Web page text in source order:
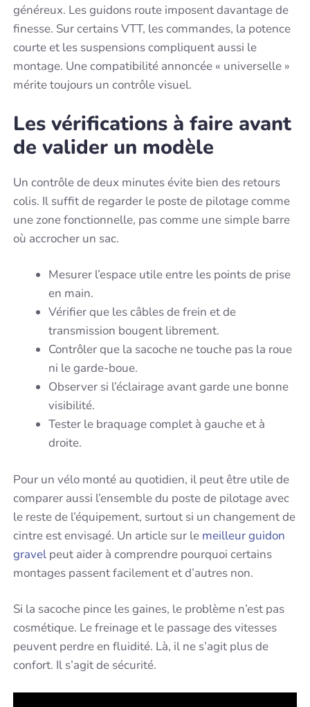
généreux. Les guidons route imposent davantage de
finesse. Sur certains VTT, les commandes, la potence
courte et les suspensions compliquent aussi le
montage. Une compatibilité annoncée « universelle »
mérite toujours un contrôle visuel.
Les vérifications à faire avant
de valider un modèle
Un contrôle de deux minutes évite bien des retours
colis. Il suffit de regarder le poste de pilotage comme
une zone fonctionnelle, pas comme une simple barre
où accrocher un sac.
Mesurer l’espace utile entre les points de prise
en main.
Vérifier que les câbles de frein et de
transmission bougent librement.
Contrôler que la sacoche ne touche pas la roue
ni le garde-boue.
Observer si l’éclairage avant garde une bonne
visibilité.
Tester le braquage complet à gauche et à
droite.
Pour un vélo monté au quotidien, il peut être utile de
comparer aussi l’ensemble du poste de pilotage avec
le reste de l’équipement, surtout si un changement de
cintre est envisagé. Un article sur le meilleur guidon
gravel peut aider à comprendre pourquoi certains
montages passent facilement et d’autres non.
Si la sacoche pince les gaines, le problème n’est pas
cosmétique. Le freinage et le passage des vitesses
peuvent perdre en fluidité. Là, il ne s’agit plus de
confort. Il s’agit de sécurité.